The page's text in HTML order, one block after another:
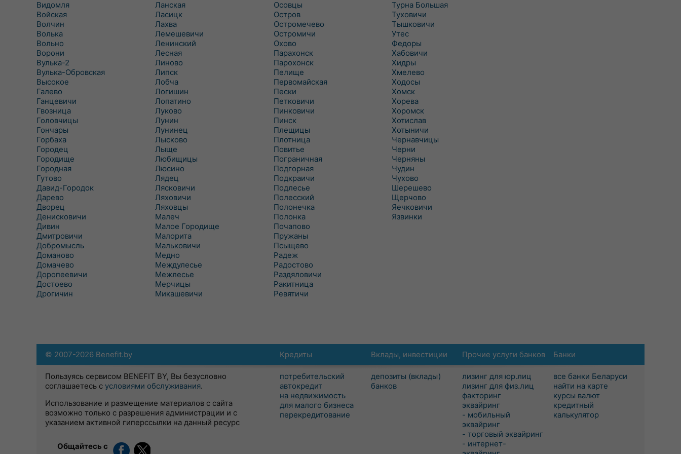
Видомля
Войская
Волчин
Волька
Вольно
Ворони
Вулька-2
Вулька-Обровская
Высокое
Галево
Ганцевичи
Гвозница
Головчицы
Гончары
Горбаха
Городец
Городище
Городная
Гутово
Давид-Городок
Дарево
Дворец
Денисковичи
Дивин
Дмитровичи
Добромысль
Доманово
Домачево
Доропеевичи
Достоево
Дрогичин
Ланская
Ласицк
Лахва
Лемешевичи
Ленинский
Лесная
Линово
Липск
Лобча
Логишин
Лопатино
Луково
Лунин
Лунинец
Лысково
Лыще
Любищицы
Люсино
Лядец
Лясковичи
Ляховичи
Ляховцы
Малеч
Малое Городище
Малорита
Мальковичи
Медно
Междулесье
Межлесье
Мерчицы
Микашевичи
Осовцы
Остров
Остромечево
Остромичи
Охово
Парахонск
Парохонск
Пелище
Первомайская
Пески
Петковичи
Пинковичи
Пинск
Плещицы
Плотница
Повитье
Пограничная
Подгорная
Подкраичи
Подлесье
Полесский
Полонечка
Полонка
Почапово
Пружаны
Псыщево
Радеж
Радостово
Раздяловичи
Ракитница
Ревятичи
Турна Большая
Туховичи
Тышковичи
Утес
Федоры
Хабовичи
Хидры
Хмелево
Ходосы
Хомск
Хорева
Хоромск
Хотислав
Хотыничи
Чернавчицы
Черни
Черняны
Чудин
Чухово
Шерешево
Щерчово
Яечковичи
Язвинки
Кредиты
потребительский
автокредит
на недвижимость
для малого бизнеса
перекредитование
Вклады, инвестиции
депозиты (вклады)
банков
Прочие услуги банков
лизинг для юр.лиц
лизинг для физ.лиц
факторинг
эквайринг
- мобильный
эквайринг
- торговый эквайринг
- интернет-
Банки
все банки Беларуси
найти на карте
курсы валют
кредитный
калькулятор
© 2007-2026 Benefit.by
Пользуясь сервисом BENEFIT BY, Вы безусловно
соглашаетесь с условиями обслуживания.
Использование и размещение материалов с сайта
возможно только с разрешения администрации и с
указанием активной гиперссылки на данный ресурс
Общайтесь с